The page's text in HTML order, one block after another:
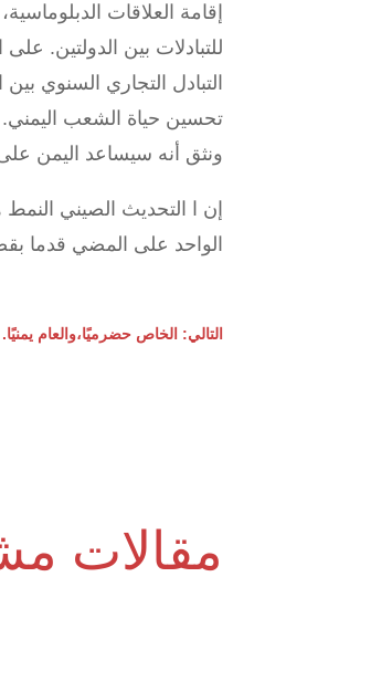
إقامة العلاقات
للتبادلات بين الدولتين.
تحسين حياة الشعب
ونثق أنه سيساعد اليمن على
إن ا التحديث الصيني
الواحد على المضي قدما
التالي: الخاص حضرميًا،والعام يمنيًا.
مقالات